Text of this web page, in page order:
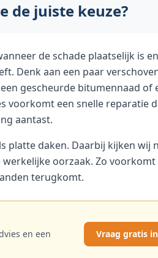
de juiste keuze?
de schade plaatselijk is
Denk aan een paar
gescheurde bitumennaad of
voorkomt een snelle reparatie
aantast.
platte daken. Daarbij kijken wij
oorzaak. Zo
terugkomt.
en een
Vraag gratis